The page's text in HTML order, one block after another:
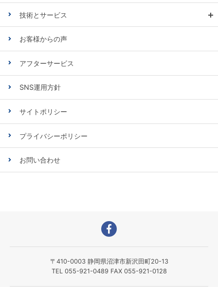
技術とサービス
お客様からの声
アフターサービス
SNS運用方針
サイトポリシー
プライバシーポリシー
お問い合わせ
〒410-0003 静岡県沼津市新沢田町20-13
TEL 055-921-0489 FAX 055-921-0128